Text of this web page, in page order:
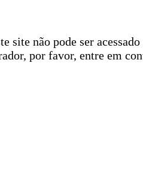
site não pode ser
por favor, entre em